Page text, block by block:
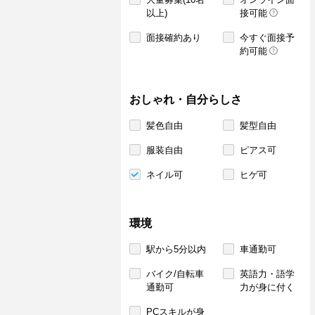
以上)
接可能
面接確約あり
今すぐ面接予
約可能
おしゃれ・自分らしさ
髪色自由 髪型自由
服装自由 ピアス可
ネイル可 ヒゲ可
環境
駅から5分以内 車通勤可
バイク/自転車
通勤可
英語力・語学
力が身に付く
PCスキルが身